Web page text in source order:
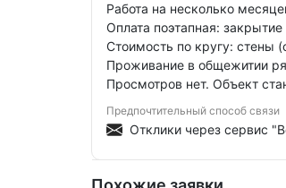
Работа на несколько
Оплата поэтапная:
Стоимость по кругу: стены
Проживание в общежитии
Просмотров нет. Объект
Предпочтительный способ связи
Отклики через сервис